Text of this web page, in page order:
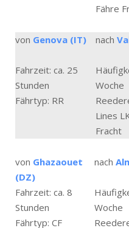
Fähre
von Genova (IT) nach
Fahrzeit: ca. 25
Stunden
Woche
Fährtyp: RR
Lines
Fracht
von Ghazaouet
(DZ)
nach
Fahrzeit: ca. 8
Stunden
Woche
Fährtyp: CF